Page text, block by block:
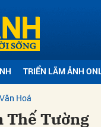
TRIỂN LÃM ẢNH
Văn Hoá
Thế Tường